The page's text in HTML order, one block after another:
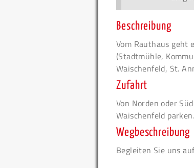
Beschreibung
Vom Rauthaus geht
(Stadtmühle,
Waischenfeld, St.
Zufahrt
Von Norden oder
Waischenfeld
Wegbeschreibung
Begleiten Sie uns